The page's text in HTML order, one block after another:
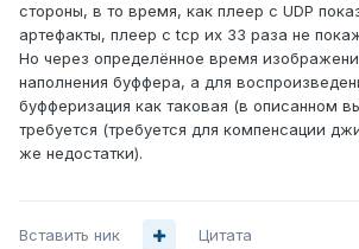
стороны, в то время, как плеер с UDP
артефакты, плеер с tcp их 33 раза не
Но через определённое время
наполнения буффера, а для
буфферизация как таковая (в описанном
требуется (требуется для компенсации
же недостатки).
Вставить ник Цитата